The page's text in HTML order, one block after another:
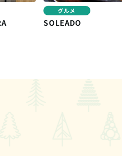
グルメ
SOLEADO